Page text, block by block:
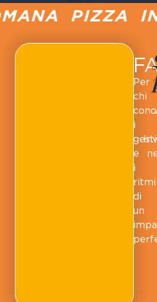
PIZZA IN
Per
chi
i
gesti
e
i
ritmi
di
un